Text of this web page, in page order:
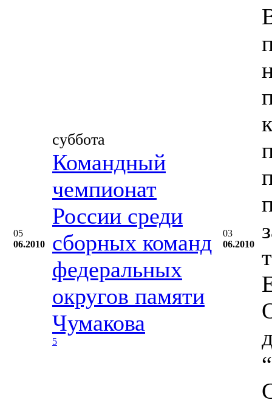
05
06.2010
суббота
Командный
чемпионат
России среди
сборных команд
федеральных
округов памяти
Чумакова
5
03
06.2010